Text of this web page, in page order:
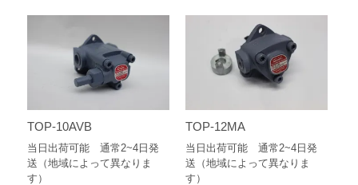
TOP-10AVB
当日出荷可能 通常2~4日発
送（地域によって異なりま
す）
TOP-12MA
当日出荷可能 通常2~4日発
送（地域によって異なりま
す）